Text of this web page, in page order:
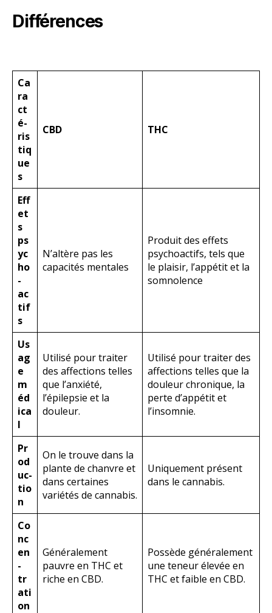
Différences
Ca
ra
ct
é-
ris
tiq
ue
s
CBD THC
Eff
et
s
ps
yc
ho
-
ac
tif
s
N’altère pas les
capacités mentales
Produit des effets
psychoactifs, tels que
le plaisir, l’appétit et la
somnolence
Us
ag
e
m
éd
ica
l
Utilisé pour traiter
des affections telles
que l’anxiété,
l’épilepsie et la
douleur.
Utilisé pour traiter des
affections telles que la
douleur chronique, la
perte d’appétit et
l’insomnie.
Pr
od
uc-
tio
n
On le trouve dans la
plante de chanvre et
dans certaines
variétés de cannabis.
Uniquement présent
dans le cannabis.
Co
nc
en
-
tr
ati
on
Généralement
pauvre en THC et
riche en CBD.
Possède généralement
une teneur élevée en
THC et faible en CBD.